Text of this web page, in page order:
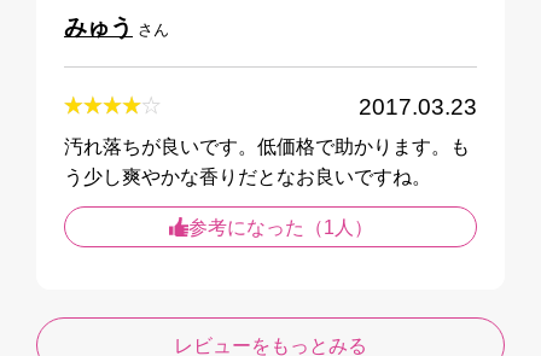
みゅう さん
2017.03.23
汚れ落ちが良いです。低価格で助かります。も
参考になった（1人）
レビューをもっとみる